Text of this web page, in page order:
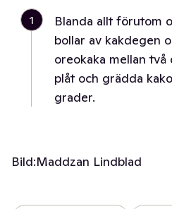
1
Blanda allt förutom
bollar av kakdegen
oreokaka mellan
plåt och grädda
grader.
Bild:Maddzan Lindblad